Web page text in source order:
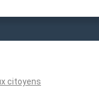
citoyens